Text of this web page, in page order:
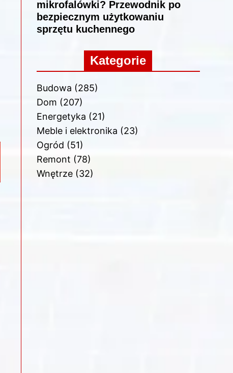
mikrofalówki? Przewodnik po
bezpiecznym użytkowaniu
sprzętu kuchennego
Kategorie
Budowa (285)
Dom (207)
Energetyka (21)
Meble i elektronika (23)
Ogród (51)
Remont (78)
Wnętrze(32)